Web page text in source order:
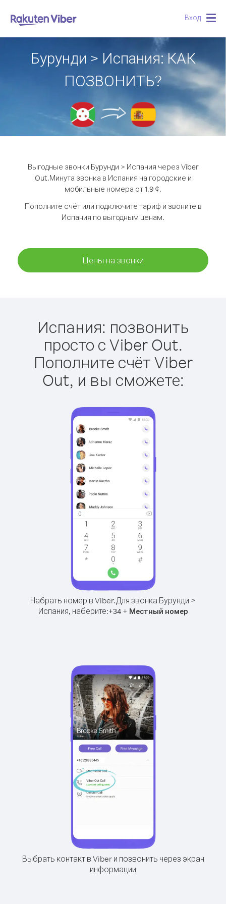
Вход
Бурунди > Испания: КАК
ПОЗВОНИТЬ?
Выгодные звонки Бурунди > Испания через Viber
Out.Минута звонка в Испания на городские и
мобильные номера от 1.9 ¢.
Пополните счёт или подключите тариф и звоните в
Испания по выгодным ценам.
Цены на звонки
Испания: позвонить
просто с Viber Out.
Пополните счёт Viber
Out, и вы сможете:
Набрать номер в Viber.Для звонка Бурунди >
Испания, наберите:+34+ Местный номер
Выбрать контакт в Viber и позвонить через экран
информации